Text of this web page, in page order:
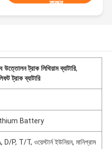
করুন
উত্তোলন ট্রাক লিথিয়াম ব্যাটারি,
ট্রাক ব্যাটারি
Battery
P, T/T, ওয়েস্টার্ন ইউনিয়ন, মানিগ্রাম